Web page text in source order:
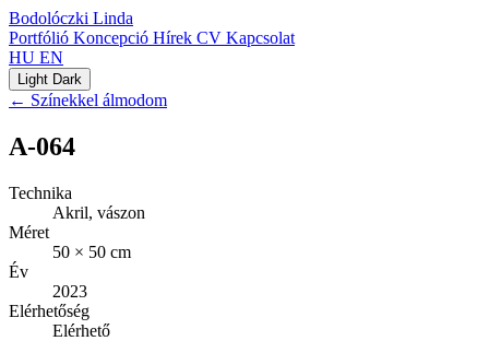
Bodolóczki Linda
Portfólió Koncepció Hírek CV Kapcsolat
HU EN
Light Dark
← Színekkel álmodom
A-064
Technika
Akril, vászon
Méret
50 × 50 cm
Év
2023
Elérhetőség
Elérhető